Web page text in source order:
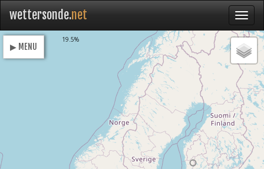
wettersonde.net
▶ MENU
19.5%